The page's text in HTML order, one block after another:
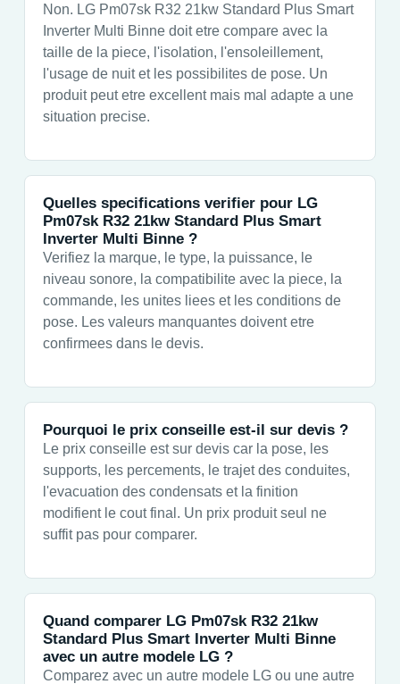
Non. LG Pm07sk R32 21kw Standard Plus Smart
Inverter Multi Binne doit etre compare avec la
taille de la piece, l'isolation, l'ensoleillement,
l'usage de nuit et les possibilites de pose. Un
produit peut etre excellent mais mal adapte a une
situation precise.
Quelles specifications verifier pour LG
Pm07sk R32 21kw Standard Plus Smart
Inverter Multi Binne ?
Verifiez la marque, le type, la puissance, le
niveau sonore, la compatibilite avec la piece, la
commande, les unites liees et les conditions de
pose. Les valeurs manquantes doivent etre
confirmees dans le devis.
Pourquoi le prix conseille est-il sur devis ?
Le prix conseille est sur devis car la pose, les
supports, les percements, le trajet des conduites,
l'evacuation des condensats et la finition
modifient le cout final. Un prix produit seul ne
suffit pas pour comparer.
Quand comparer LG Pm07sk R32 21kw
Standard Plus Smart Inverter Multi Binne
avec un autre modele LG ?
Comparez avec un autre modele LG ou une autre